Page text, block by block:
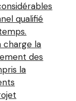
qualifié
charge la
des
la